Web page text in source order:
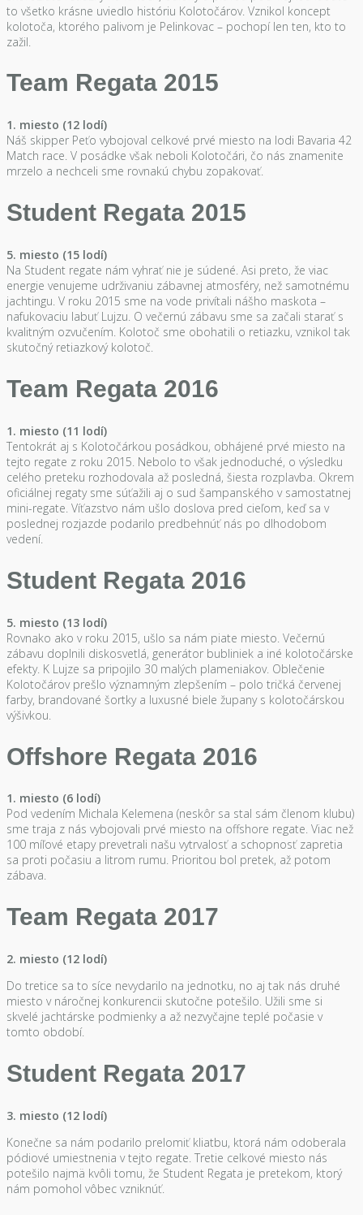
to všetko krásne uviedlo históriu Kolotočárov. Vznikol koncept
kolotoča, ktorého palivom je Pelinkovac – pochopí len ten, kto to
zažil.
Team Regata 2015
1. miesto (12 lodí)
Náš skipper Peťo vybojoval celkové prvé miesto na lodi Bavaria 42
Match race. V posádke však neboli Kolotočári, čo nás znamenite
mrzelo a nechceli sme rovnakú chybu zopakovať.
Student Regata 2015
5. miesto (15 lodí)
Na Student regate nám vyhrať nie je súdené. Asi preto, že viac
energie venujeme udrživaniu zábavnej atmosféry, než samotnému
jachtingu. V roku 2015 sme na vode privítali nášho maskota –
nafukovaciu labuť Lujzu. O večernú zábavu sme sa začali starať s
kvalitným ozvučením. Kolotoč sme obohatili o retiazku, vznikol tak
skutočný retiazkový kolotoč.
Team Regata 2016
1. miesto (11 lodí)
Tentokrát aj s Kolotočárkou posádkou, obhájené prvé miesto na
tejto regate z roku 2015. Nebolo to však jednoduché, o výsledku
celého preteku rozhodovala až posledná, šiesta rozplavba. Okrem
oficiálnej regaty sme súťažili aj o sud šampanského v samostatnej
mini-regate. Víťazstvo nám ušlo doslova pred cieľom, keď sa v
poslednej rozjazde podarilo predbehnúť nás po dlhodobom
vedení.
Student Regata 2016
5. miesto (13 lodí)
Rovnako ako v roku 2015, ušlo sa nám piate miesto. Večernú
zábavu doplnili diskosvetlá, generátor bubliniek a iné kolotočárske
efekty. K Lujze sa pripojilo 30 malých plameniakov. Oblečenie
Kolotočárov prešlo významným zlepšením – polo tričká červenej
farby, brandované šortky a luxusné biele župany s kolotočárskou
výšivkou.
Offshore Regata 2016
1. miesto (6 lodí)
Pod vedením Michala Kelemena (neskôr sa stal sám členom klubu)
sme traja z nás vybojovali prvé miesto na offshore regate. Viac než
100 míľové etapy prevetrali našu vytrvalosť a schopnosť zapretia
sa proti počasiu a litrom rumu. Prioritou bol pretek, až potom
zábava.
Team Regata 2017
2. miesto (12 lodí)
Do tretice sa to síce nevydarilo na jednotku, no aj tak nás druhé
miesto v náročnej konkurencii skutočne potešilo. Užili sme si
skvelé jachtárske podmienky a až nezvyčajne teplé počasie v
tomto období.
Student Regata 2017
3. miesto (12 lodí)
Konečne sa nám podarilo prelomiť kliatbu, ktorá nám odoberala
pódiové umiestnenia v tejto regate. Tretie celkové miesto nás
potešilo najmä kvôli tomu, že Student Regata je pretekom, ktorý
nám pomohol vôbec vzniknúť.